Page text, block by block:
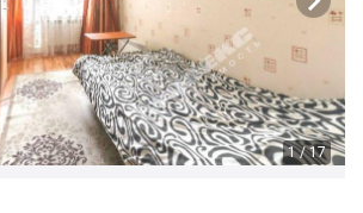
1 / 17